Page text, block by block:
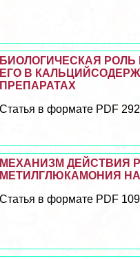
БИОЛОГИЧЕСКАЯ
ЕГО В
ПРЕПАРАТАХ
Статья в формате PDF
МЕХАНИЗМ ДЕЙСТВИЯ
МЕТИЛГЛЮКАМОНИЯ
Статья в формате PDF